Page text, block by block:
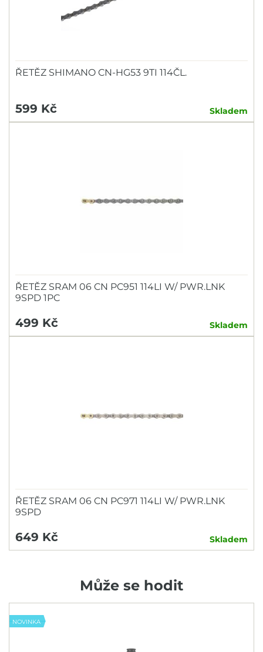
ŘETĚZ SHIMANO CN-HG53 9TI 114ČL.
599 Kč Skladem
ŘETĚZ SRAM 06 CN PC951 114LI W/ PWR.LNK
9SPD 1PC
499 Kč Skladem
ŘETĚZ SRAM 06 CN PC971 114LI W/ PWR.LNK
9SPD
649 Kč Skladem
Může se hodit
NOVINKA